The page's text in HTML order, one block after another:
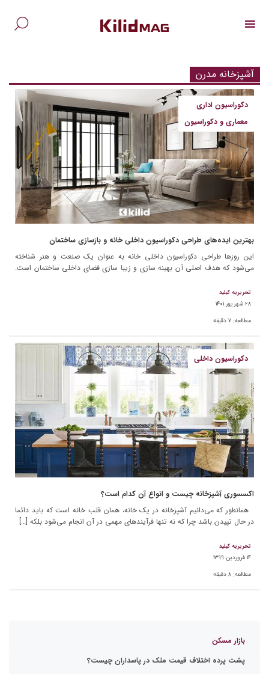
آشپزخانه مدرن
دکوراسیون اداری
معماری و دکوراسیون
بهترین ایده‌های طراحی دکوراسیون داخلی خانه و بازسازی ساختمان
این روزها طراحی دکوراسیون داخلی خانه به عنوان یک صنعت و هنر شناخته
می‌شود که هدف اصلی آن بهینه سازی و زیبا سازی فضای داخلی ساختمان است.
تحریریه کیلید
۲۸ شهریور ۱۴۰۱
مطالعه: ۷ دقیقه
دکوراسیون داخلی
اکسسوری آشپزخانه چیست و انواع آن کدام است؟
همانطور که می‌دانیم آشپزخانه در یک خانه، همان قلب خانه است که باید دائما
در حال تپیدن باشد چرا که نه تنها فرآیندهای مهمی در آن انجام می‌شود بلکه […]
تحریریه کیلید
۱۴ فروردین ۱۳۹۹
مطالعه: ۸ دقیقه
بازار مسکن
پشت پرده اختلاف قیمت ملک در پاسداران چیست؟